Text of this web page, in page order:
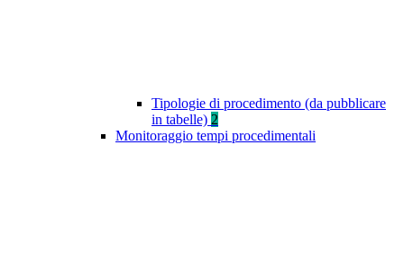
Tipologie di procedimento (da pubblicare
in tabelle) 2
Monitoraggio tempi procedimentali